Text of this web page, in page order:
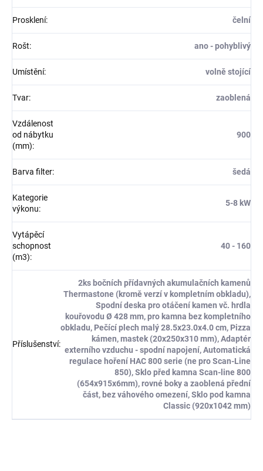
Prosklení: čelní
Rošt: ano - pohyblivý
Umístění: volně stojící
Tvar: zaoblená
Vzdálenost
od nábytku
(mm):
900
Barva filter: šedá
Kategorie
výkonu:
5-8 kW
Vytápěcí
schopnost
(m3):
40 - 160
Příslušenství:
2ks bočních přídavných akumulačních kamenů
Thermastone (kromě verzí v kompletním obkladu),
Spodní deska pro otáčení kamen vč. hrdla
kouřovodu Ø 428 mm, pro kamna bez kompletního
obkladu, Pečící plech malý 28.5x23.0x4.0 cm, Pizza
kámen, mastek (20x250x310 mm), Adaptér
externího vzduchu - spodní napojení, Automatická
regulace hoření HAC 800 serie (ne pro Scan-Line
850), Sklo před kamna Scan-line 800
(654x915x6mm), rovné boky a zaoblená přední
část, bez váhového omezení, Sklo pod kamna
Classic (920x1042 mm)